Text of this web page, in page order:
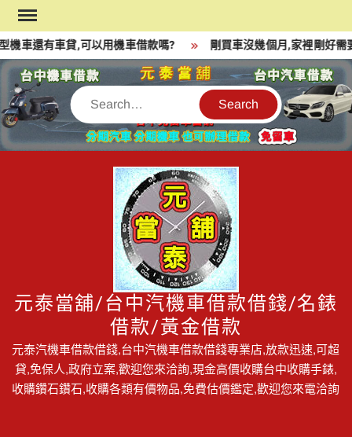
Skip
to
content
車還有車貸,可以用機車借款嗎? 剛買車沒幾個月,家裡剛好需
Search
元泰當舖/台中汽機車借款借錢/名錶
借款/黃金借款
元泰汽機車借款借錢,台中汽機車借款借錢專業店,放款迅速,可超
貸,免保人,政府立案,歡迎您來洽詢,現金高價收購台中收購手錶,
收購鑽石鑽石,收購各類有價物品,免費估價鑑定,歡迎您來電洽詢